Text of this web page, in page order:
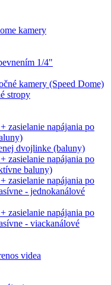
kamery
1/4"
kamery (Speed Dome)
stropy
zasielanie napájania po
dvojlinke (baluny)
zasielanie napájania po
baluny)
zasielanie napájania po
- jednokanálové
zasielanie napájania po
- viackanálové
videa